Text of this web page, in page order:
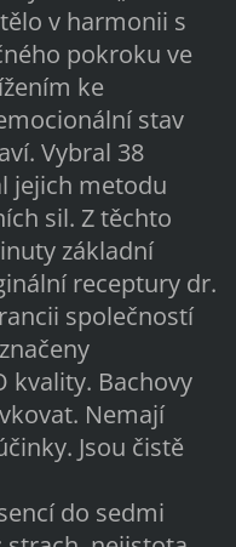
v harmonii s
pokroku ve
ke
stav
Vybral 38
jejich metodu
sil. Z těchto
základní
receptury dr.
společností
kvality. Bachovy
Nemají
Jsou čistě
do sedmi